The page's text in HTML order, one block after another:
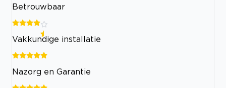
Betrouwbaar
Vakkundige installatie
Nazorg en Garantie